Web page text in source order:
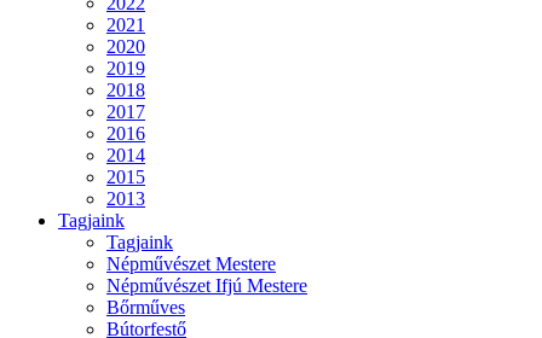
2021
2020
2019
2018
2017
2016
2014
2015
2013
Tagjaink
Tagjaink
Népművészet Mestere
Népművészet Ifjú Mestere
Bőrműves
Bútorfestő